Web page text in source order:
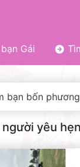
Gái
bạn bốn phương
người yêu